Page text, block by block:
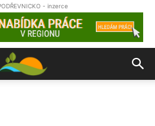
- inzerce